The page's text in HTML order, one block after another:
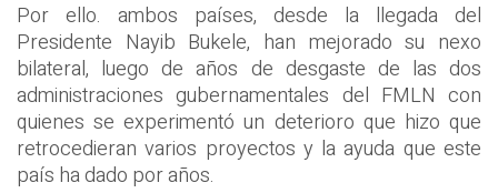
Por ello. ambos países, desde la llegada del
Presidente Nayib Bukele, han mejorado su nexo
bilateral, luego de años de desgaste de las dos
administraciones gubernamentales del FMLN con
quienes se experimentó un deterioro que hizo que
retrocedieran varios proyectos y la ayuda que este
país ha dado por años.